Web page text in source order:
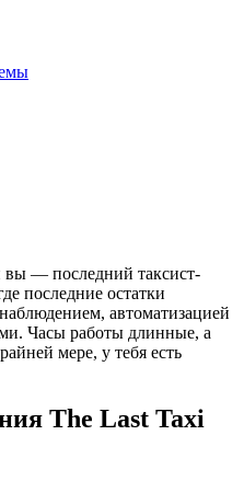
вы — последний таксист-
последние остатки
автоматизацией
Часы работы длинные, а
мере, у тебя есть
The Last Taxi